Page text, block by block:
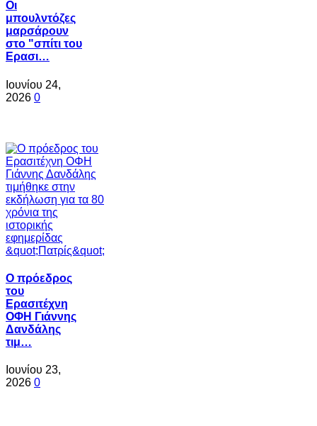
Oι
μπουλντόζες
μαρσάρουν
στο "σπίτι του
Ερασι…
Ιουνίου 24,
2026 0
Ο πρόεδρος
του
Ερασιτέχνη
ΟΦΗ Γιάννης
Δανδάλης
τιμ…
Ιουνίου 23,
2026 0